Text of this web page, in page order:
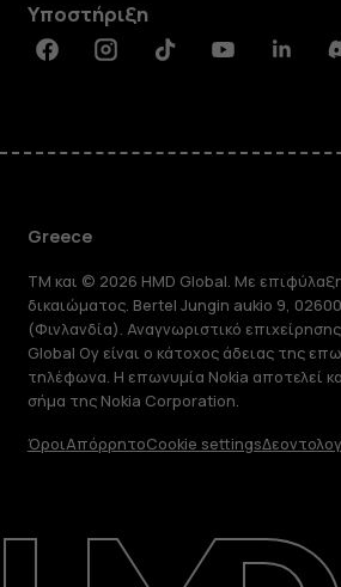
Επισκευή,
ανακύκλωση
Υποστήριξη
FacebookInstagramTiktokYoutube
Greece
TM και © 2026 HMD Global. Με
δικαιώματος. Bertel Jungin aukio 9,
(Φινλανδία). Αναγνωριστικό
Global Oy είναι ο κάτοχος άδειας της
τηλέφωνα. Η επωνυμία Nokia αποτελεί
σήμα της Nokia Corporation.
ΌροιΑπόρρητοCookie settings